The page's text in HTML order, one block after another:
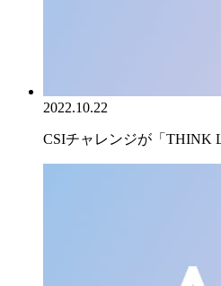
2022.10.22
CSIチャレンジが「THINK